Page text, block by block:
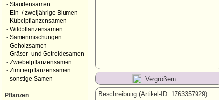
- Staudensamen
- Ein- / zweijährige Blumen
- Kübelpflanzensamen
- Wildpflanzensamen
- Samenmischungen
- Gehölzsamen
- Gräser- und Getreidesamen
- Zwiebelpflanzensamen
- Zimmerpflanzensamen
- sonstige Samen
Pflanzen
Vergrößern
Beschreibung (Artikel-ID: 1763357929):